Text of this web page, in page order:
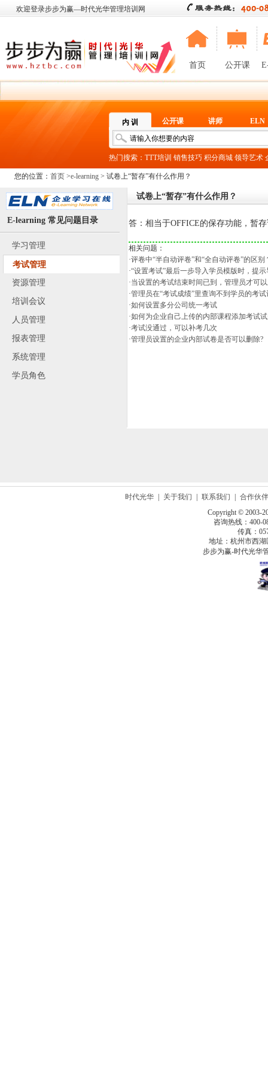
欢迎登录步步为赢—时代光华管理培训网
首页 公开课
内 训 公开课 讲师 ELN
热门搜索： TTT培训 销售技巧 积分商城 领导艺术
您的位置： 首页 >e-learning > 试卷上“暂存”有什么作用？
E-learning 常见问题目录
学习管理
考试管理
资源管理
培训会议
人员管理
报表管理
系统管理
学员角色
试卷上“暂存”有什么作用？
答：相当于OFFICE的保存功能，暂
相关问题：
·评卷中“半自动评卷”和“全自动评卷”的区别
·“设置考试”最后一步导入学员模版时，提
·当设置的考试结束时间已到，管理员才可
·管理员在“考试成绩”里查询不到学员的考试
·如何设置多分公司统一考试
·如何为企业自己上传的内部课程添加考试
·考试没通过，可以补考几次
·管理员设置的企业内部试卷是否可以删除?
时代光华 关于我们 联系我们
合作伙伴
Copyright © 2003-
咨询热线：400-
传真：
地址：杭州市西
步步为赢-时代光华